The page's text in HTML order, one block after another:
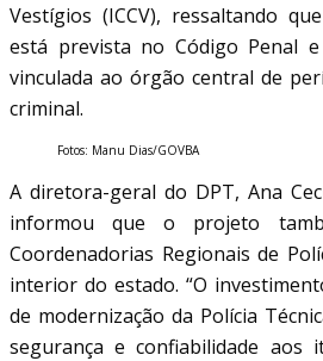
Vestígios (ICCV), ressaltando
está prevista no Código Penal
vinculada ao órgão central de
criminal.
Fotos: Manu Dias/GOVBA
A diretora-geral do DPT, Ana
informou que o projeto
Coordenadorias Regionais de
interior do estado. “O
de modernização da Polícia
segurança e confiabilidade aos